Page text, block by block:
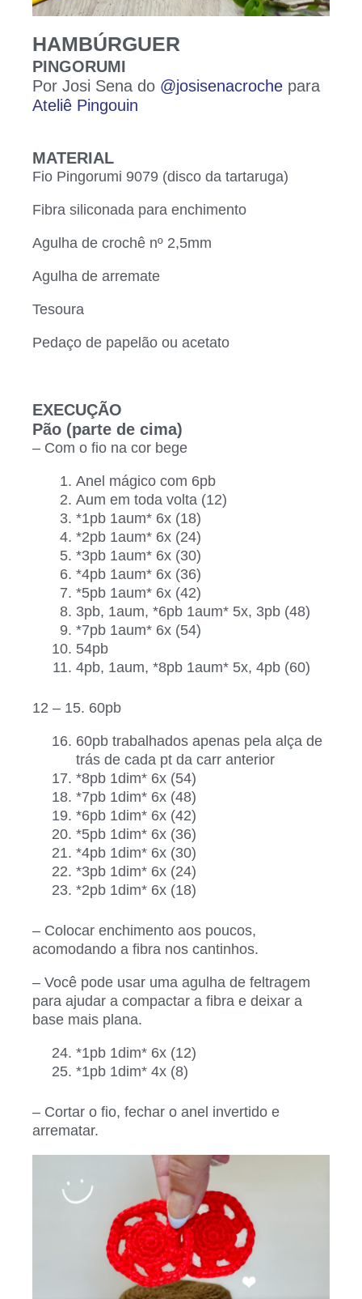
HAMBÚRGUER
PINGORUMI
Por Josi Sena do @josisenacroche para
Ateliê Pingouin
MATERIAL
Fio Pingorumi 9079 (disco da tartaruga)
Fibra siliconada para enchimento
Agulha de crochê nº 2,5mm
Agulha de arremate
Tesoura
Pedaço de papelão ou acetato
EXECUÇÃO
Pão (parte de cima)
– Com o fio na cor bege
Anel mágico com 6pb
Aum em toda volta (12)
*1pb 1aum* 6x (18)
*2pb 1aum* 6x (24)
*3pb 1aum* 6x (30)
*4pb 1aum* 6x (36)
*5pb 1aum* 6x (42)
3pb, 1aum, *6pb 1aum* 5x, 3pb (48)
*7pb 1aum* 6x (54)
54pb
4pb, 1aum, *8pb 1aum* 5x, 4pb (60)
12 – 15. 60pb
60pb trabalhados apenas pela alça de
trás de cada pt da carr anterior
*8pb 1dim* 6x (54)
*7pb 1dim* 6x (48)
*6pb 1dim* 6x (42)
*5pb 1dim* 6x (36)
*4pb 1dim* 6x (30)
*3pb 1dim* 6x (24)
*2pb 1dim* 6x (18)
– Colocar enchimento aos poucos,
acomodando a fibra nos cantinhos.
– Você pode usar uma agulha de feltragem
para ajudar a compactar a fibra e deixar a
base mais plana.
*1pb 1dim* 6x (12)
*1pb 1dim* 4x (8)
– Cortar o fio, fechar o anel invertido e
arrematar.